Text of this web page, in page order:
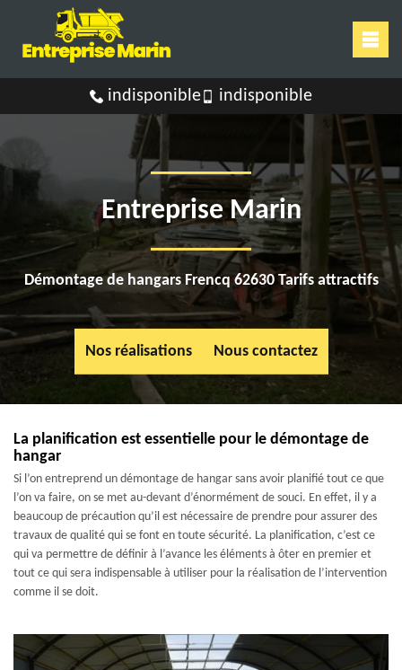
indisponible indisponible
Entreprise Marin
Démontage de hangars Frencq 62630 Tarifs attractifs
Nos réalisations Nous contactez
La planification est essentielle pour le démontage de
hangar
Si l’on entreprend un démontage de hangar sans avoir planifié tout ce que
l’on va faire, on se met au-devant d’énormément de souci. En effet, il y a
beaucoup de précaution qu’il est nécessaire de prendre pour assurer des
travaux de qualité qui se font en toute sécurité. La planification, c’est ce
qui va permettre de définir à l’avance les éléments à ôter en premier et
tout ce qui sera indispensable à utiliser pour la réalisation de l’intervention
comme il se doit.